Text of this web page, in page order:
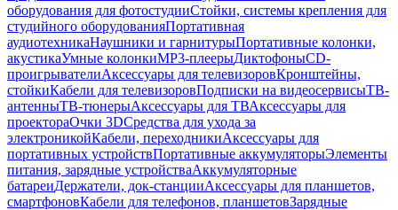
оборудования для фотостудииСтойки, системы крепления для
студийного оборудованияПортативная
аудиотехникаНаушники и гарнитурыПортативные колонки,
акустикаУмные колонкиMP3-плеерыДиктофоныCD-
проигрывателиАксессуары для телевизоровКронштейны,
стойкиКабели для телевизоровПодписки на видеосервисыТВ-
антенныТВ-тюнерыАксессуары для ТВАксессуары для
проектораОчки 3DСредства для ухода за
электроникойКабели, переходникиАксессуары для
портативных устройствПортативные аккумуляторыЭлементы
питания, зарядные устройстваАккумуляторные
батареиДержатели, док-станцииАксессуары для планшетов,
смартфоновКабели для телефонов, планшетовЗарядные